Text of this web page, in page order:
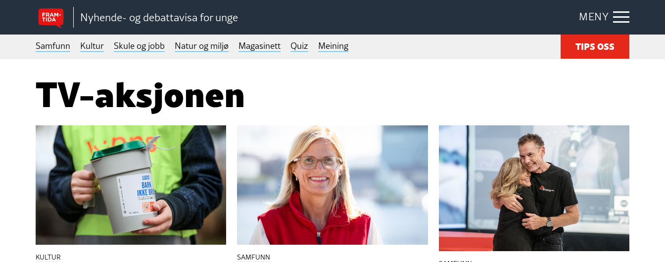
Nyhende- og debattavisa for unge MENY
Samfunn Kultur Skule og jobb Natur og miljø Magasinett Quiz Meining TIPS OSS
TV-aksjonen
KULTUR SAMFUNN